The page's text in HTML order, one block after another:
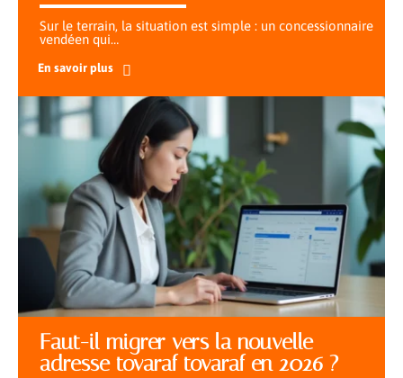
Sur le terrain, la situation est simple : un concessionnaire
vendéen qui…
En savoir plus
Faut-il migrer vers la nouvelle
adresse tovaraf tovaraf en 2026 ?